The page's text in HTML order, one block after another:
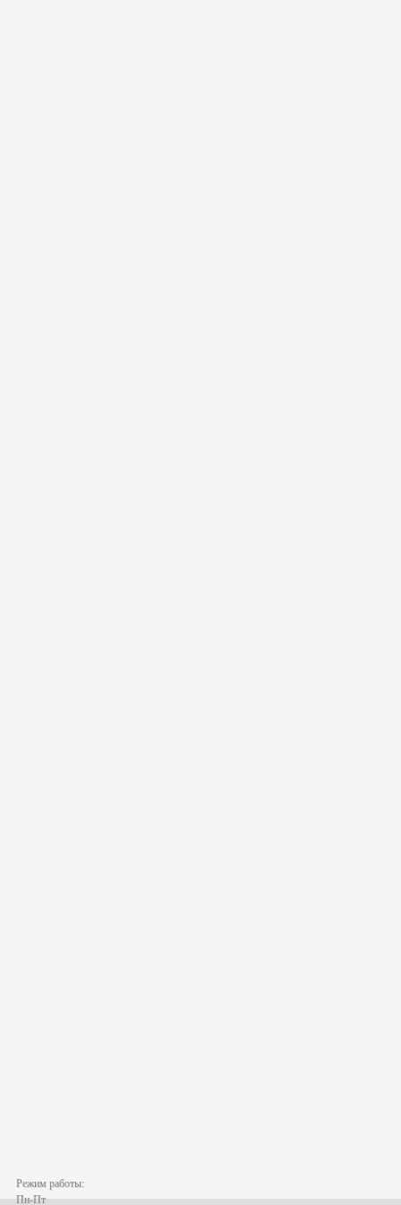
Режим работы:
Пн-Пт